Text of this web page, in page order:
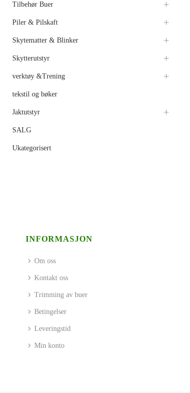
Tilbehør Buer
Piler & Pilskaft
Skytematter & Blinker
Skytterutstyr
verktøy &Trening
tekstil og bøker
Jaktutstyr
SALG
Ukategorisert
INFORMASJON
Om oss
Kontakt oss
Trimming av buer
Betingelser
Leveringstid
Min konto